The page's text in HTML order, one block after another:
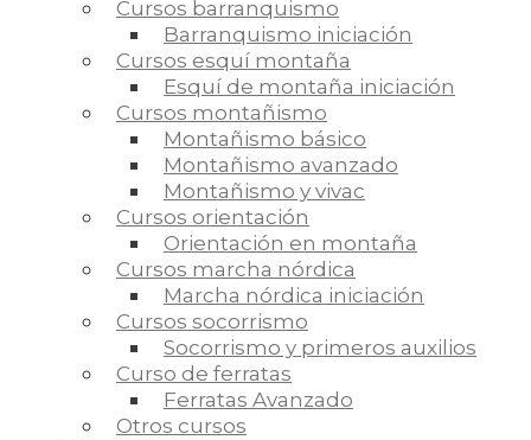
Cursos barranquismo
Barranquismo iniciación
Cursos esquí montaña
Esquí de montaña iniciación
Cursos montañismo
Montañismo básico
Montañismo avanzado
Montañismo y vivac
Cursos orientación
Orientación en montaña
Cursos marcha nórdica
Marcha nórdica iniciación
Cursos socorrismo
Socorrismo y primeros auxilios
Curso de ferratas
Ferratas Avanzado
Otros cursos